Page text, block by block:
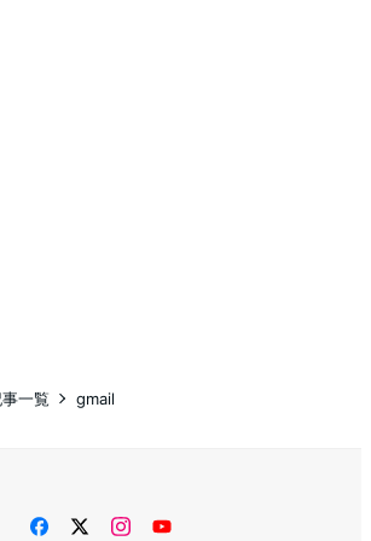
一覧 gmail
facebooktwitterinstagram
YouTube